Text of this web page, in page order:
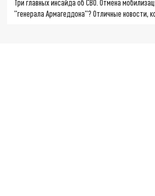
Три главных инсайда об СВО. Отмена
"генерала Армагеддона"? Отличные новости,